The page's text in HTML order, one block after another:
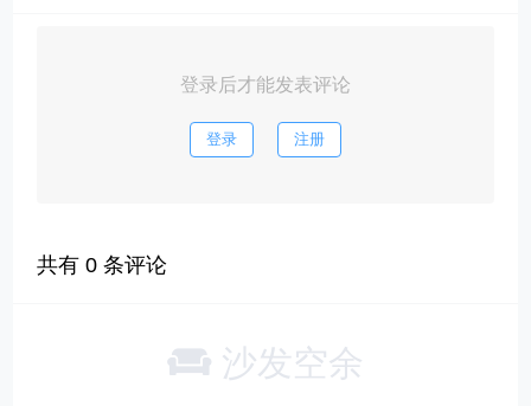
登录后才能发表评论
登录 注册
共有0 条评论
沙发空余